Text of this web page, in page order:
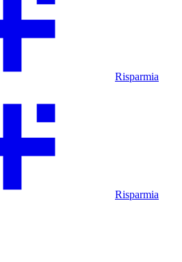
Risparmia
Risparmia